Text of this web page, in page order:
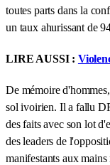
toutes parts dans la
un taux ahurissant de
LIRE AUSSI :
De mémoire
sol ivoirien. Il a fallu
des faits avec son lot
des leaders de
manifestants aux mains